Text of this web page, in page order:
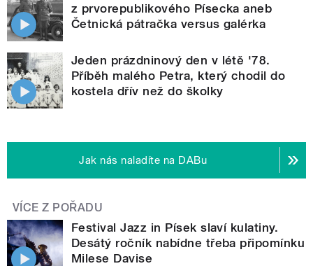
z prvorepublikového Písecka aneb
Četnická pátračka versus galérka
Jeden prázdninový den v létě '78.
Příběh malého Petra, který chodil do
kostela dřív než do školky
Jak nás naladíte na DABu
VÍCE Z POŘADU
Festival Jazz in Písek slaví kulatiny.
Desátý ročník nabídne třeba připomínku
Milese Davise